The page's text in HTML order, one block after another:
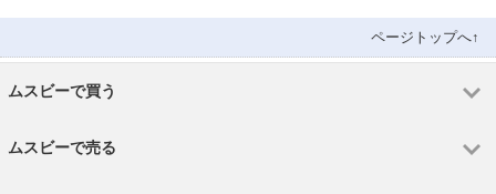
ページトップへ↑
ムスビーで買う
ムスビーで売る